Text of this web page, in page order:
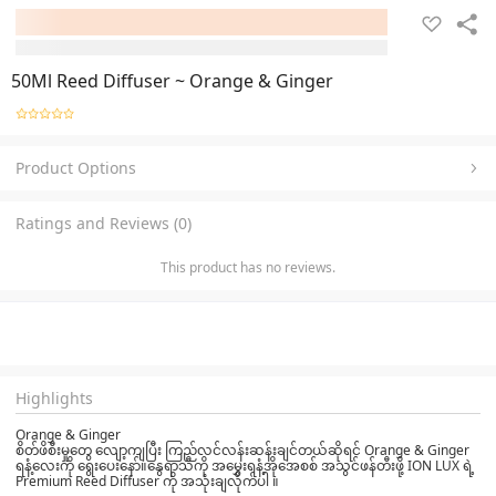
50Ml Reed Diffuser ~ Orange & Ginger
Product Options
Ratings and Reviews (0)
This product has no reviews.
Highlights
Orange & Ginger
စိတ်ဖိစီးမှုတွေ လျော့ကျပြီး ကြည်လင်လန်းဆန်းချင်တယ်ဆိုရင် Orange & Ginger
ရနံ့လေးကို ရွေးပေးနော်။နွေရာသီကို အမွှေးရနံ့အိုအေစစ် အသွင်ဖန်တီးဖို့ ION LUX ရဲ့
Premium Reed Diffuser ကို အသုံးချလိုက်ပါ ။